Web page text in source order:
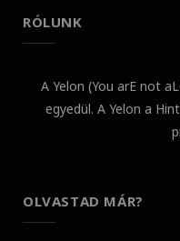
RÓLUNK
A Yelon (You arE not
egyedül. A Yelon a
OLVASTAD MÁR?